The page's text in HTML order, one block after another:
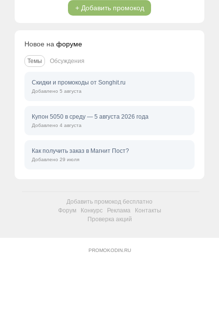
+ Добавить промокод
Новое на форуме
Темы Обсуждения
Скидки и промокоды от Songhit.ru
Добавлено 5 августа
Купон 5050 в среду — 5 августа 2026 года
Добавлено 4 августа
Как получить заказ в Магнит Пост?
Добавлено 29 июля
Добавить промокод бесплатно
Форум
Конкурс Реклама
Контакты
Проверка акций
PROMOKODIN.RU